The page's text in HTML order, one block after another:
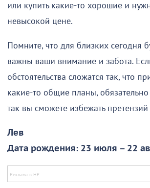
или купить какие-то хорошие и
невысокой цене.
Помните, что для близких сегодня
важны ваши внимание и забота.
обстоятельства сложатся так, что
какие-то общие планы, обязательно
так вы сможете избежать
Лев
Дата рождения: 23 июля – 22